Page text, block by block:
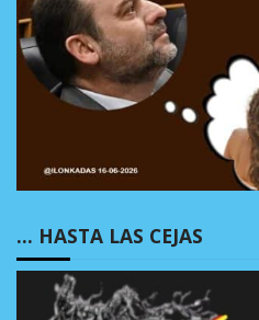
… HASTA LAS CEJAS